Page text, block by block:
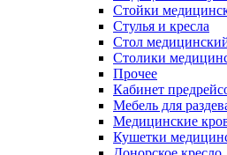
Стойки
Cтулья и кресла
Стол
Столики
Прочее
Кабинет
Мебель для
Медицинские
Кушетки